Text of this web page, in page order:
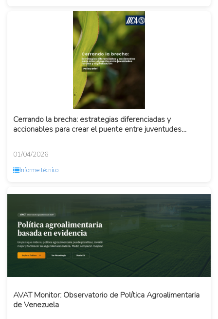
Cerrando la brecha: estrategias diferenciadas y
accionables para crear el puente entre juventudes
01/04/2026
Informe técnico
AVAT Monitor: Observatorio de Política Agroalimentaria
de Venezuela